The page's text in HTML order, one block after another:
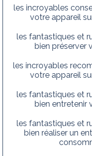
les incroyables
votre appareil
les fantastiques et
bien préserver
les incroyables
votre appareil
les fantastiques et
bien entretenir
les fantastiques et
bien réaliser un